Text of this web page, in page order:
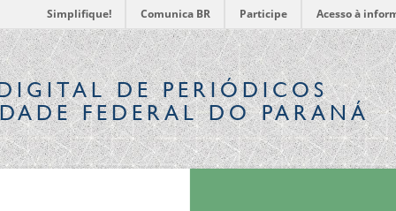
Simplifique! Comunica BR Participe Acesso à
DE PERIÓDICOS
FEDERAL DO PARANÁ